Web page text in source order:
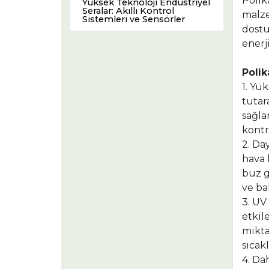
Yüksek Teknoloji Endüstriyel
Seralar: Akıllı Kontrol
Sistemleri ve Sensörler
1.
2.
hava
buz
ve
3.
4.